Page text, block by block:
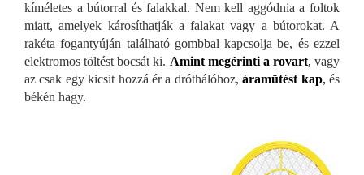
kíméletes a bútorral és falakkal. Nem kell aggódnia a foltok
miatt, amelyek károsíthatják a falakat vagy a bútorokat. A
rakéta fogantyúján található gombbal kapcsolja be, és ezzel
elektromos töltést bocsát ki. Amint megérinti a rovart, vagy
az csak egy kicsit hozzá ér a dróthálóhoz,áramütést kap, és
békén hagy.